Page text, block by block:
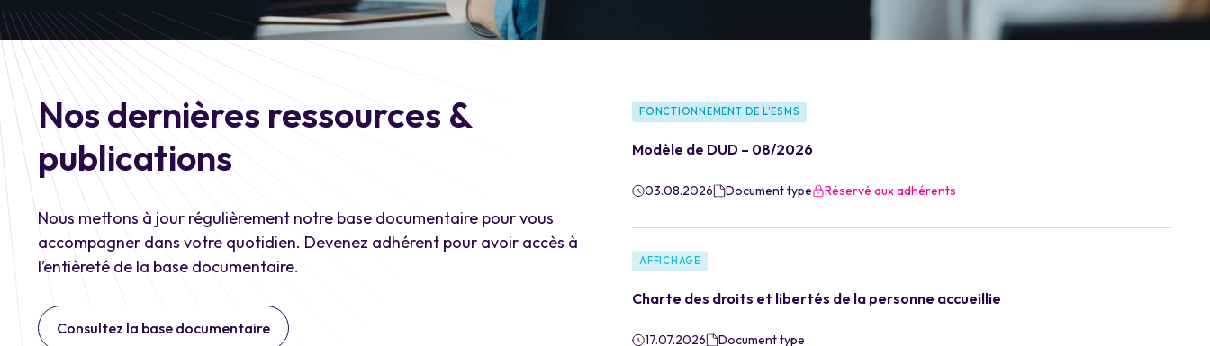
Nos dernières ressources &
publications
Nous mettons à jour régulièrement notre base documentaire pour vous
accompagner dans votre quotidien. Devenez adhérent pour avoir accès à
l’entièreté de la base documentaire.
Consultez la base documentaire
FONCTIONNEMENT DE L’ESMS
Modèle de DUD – 08/2026
03.08.2026 Document type Réservé aux adhérents
AFFICHAGE
Charte des droits et libertés de la personne accueillie
17.07.2026 Document type